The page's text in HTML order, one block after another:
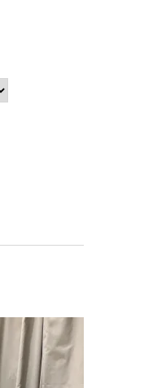
Ce produit a plusieurs variations. Les options peuvent être choisies sur la page du produit